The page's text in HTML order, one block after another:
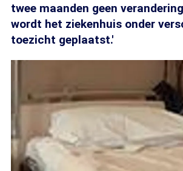
twee maanden geen
wordt het ziekenhuis onder
toezicht geplaatst.'